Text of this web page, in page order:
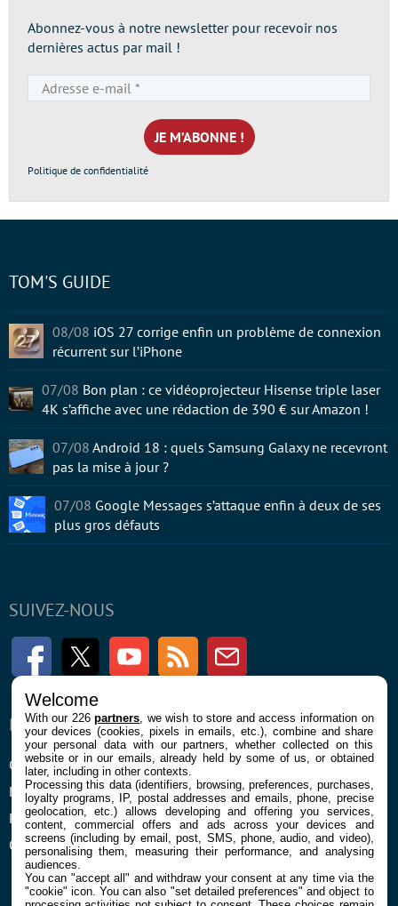
Abonnez-vous à notre newsletter pour recevoir nos
dernières actus par mail !
e-
mail
*
Politique de confidentialité
SUIVEZ-NOUS
FacebookTwitter Youtube RSS Newsletter
ENTREPRISE
Confidentialité et Cookies
Mentions légales et CGU
Préférences Cookies
Qui sommes nous
À PROPOS
Contact
TOM'S GUIDE
08/08 iOS 27 corrige enfin un problème de connexion
récurrent sur l’iPhone
07/08 Bon plan : ce vidéoprojecteur Hisense triple laser
4K s’affiche avec une rédaction de 390 € sur Amazon !
07/08 Android 18 : quels Samsung Galaxy ne recevront
pas la mise à jour ?
07/08 Google Messages s’attaque enfin à deux de ses
plus gros défauts
Welcome
With our 226partners , we wish to store and access information on
your devices (cookies, pixels in emails, etc.), combine and share
your personal data with our partners, whether collected on this
website or in our emails, already held by some of us, or obtained
later, including in other contexts.
Processing this data (identifiers, browsing, preferences, purchases,
loyalty programs, IP, postal addresses and emails, phone, precise
geolocation, etc.) allows developing and offering you services,
content, commercial offers and ads across your devices and
screens (including by email, post, SMS, phone, audio, and video),
personalising them, measuring their performance, and analysing
audiences.
You can "accept all" and withdraw your consent at any time via the
"cookie" icon. You can also "set detailed preferences" and object to